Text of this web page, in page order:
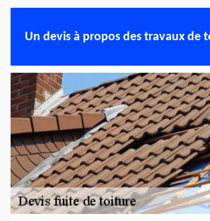
Un devis à propos des travaux de